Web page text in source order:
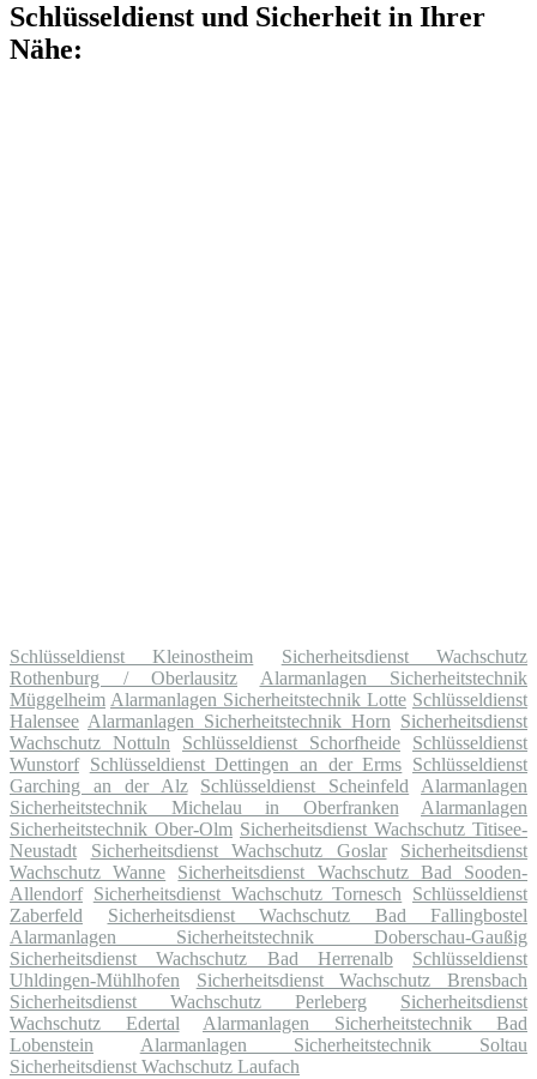
Schlüsseldienst und Sicherheit in Ihrer
Nähe:
Schlüsseldienst Kleinostheim
Sicherheitsdienst Wachschutz
Rothenburg / Oberlausitz
Alarmanlagen Sicherheitstechnik
Müggelheim Alarmanlagen Sicherheitstechnik Lotte Schlüsseldienst
Halensee Alarmanlagen Sicherheitstechnik Horn Sicherheitsdienst
Wachschutz Nottuln
Schlüsseldienst Schorfheide
Schlüsseldienst
Wunstorf Schlüsseldienst Dettingen an der Erms Schlüsseldienst
Garching an der Alz
Schlüsseldienst Scheinfeld
Alarmanlagen
Sicherheitstechnik Michelau in Oberfranken
Alarmanlagen
Sicherheitstechnik Ober-Olm Sicherheitsdienst Wachschutz Titisee-
Neustadt
Sicherheitsdienst Wachschutz Goslar
Sicherheitsdienst
Wachschutz Wanne
Sicherheitsdienst Wachschutz Bad Sooden-
Allendorf Sicherheitsdienst Wachschutz Tornesch
Schlüsseldienst
Zaberfeld
Sicherheitsdienst Wachschutz Bad Fallingbostel
Alarmanlagen Sicherheitstechnik Doberschau-Gaußig
Sicherheitsdienst Wachschutz Bad Herrenalb
Schlüsseldienst
Uhldingen-Mühlhofen
Sicherheitsdienst Wachschutz Brensbach
Sicherheitsdienst Wachschutz Perleberg
Sicherheitsdienst
Wachschutz Edertal
Alarmanlagen Sicherheitstechnik Bad
Lobenstein
Alarmanlagen Sicherheitstechnik Soltau
Sicherheitsdienst Wachschutz Laufach